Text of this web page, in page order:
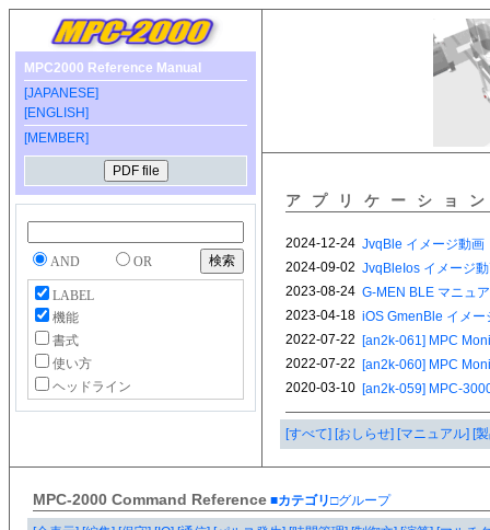
MPC2000 Reference Manual
[JAPANESE]
[ENGLISH]
[MEMBER]
AND OR
LABEL
機能
書式
使い方
ヘッドライン
アプリケーショ
[すべて] [おしらせ] [マニュアル] [
MPC-2000 Command Reference ■カテゴリ□グループ